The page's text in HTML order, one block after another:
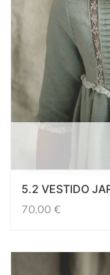
5.2 VESTIDO
70,00 €